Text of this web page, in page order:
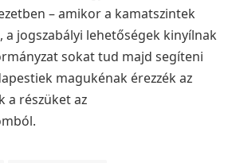
– amikor a kamatszintek
a jogszabályi lehetőségek kinyílnak
sokat tud majd segíteni
magukénak érezzék az
a részüket az